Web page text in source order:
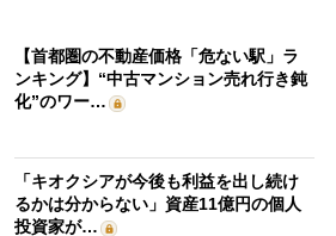
【首都圏の不動産価格「危ない駅」ラ
ンキング】“中古マンション売れ行き鈍
化”のワー…
「キオクシアが今後も利益を出し続け
るかは分からない」資産11億円の個人
投資家が…